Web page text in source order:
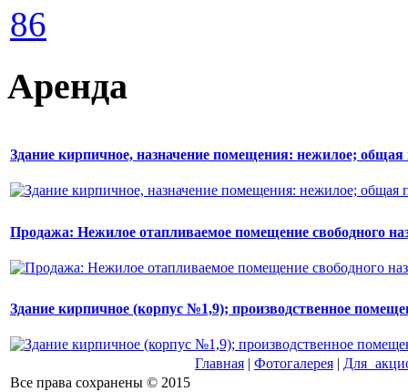
Аренда
Здание кирпичное, назначение помещения: нежилое;
Продажа: Нежилое отапливаемое помещение свободного
Здание кирпичное (корпус №1,9); производственное
Главная | Фотогалерея | Для
Все права сохранены © 2015